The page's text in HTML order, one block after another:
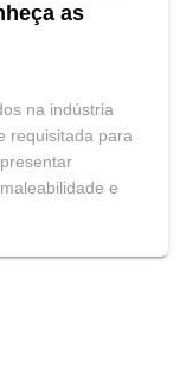
as
na indústria
requisitada para
e